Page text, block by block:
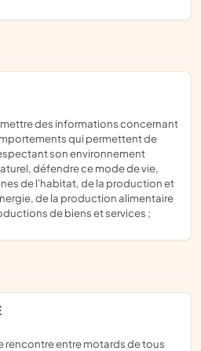
qui permettent de
son environnement
défendre ce mode de vie,
de l'habitat, de la production et
de la production alimentaire
de biens et services ;